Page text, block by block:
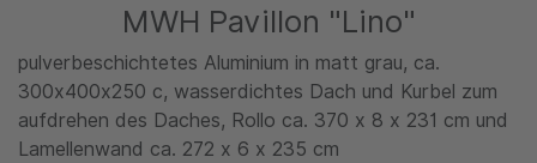
MWH Pavillon "Lino"
pulverbeschichtetes Aluminium in matt grau, ca.
300x400x250 c, wasserdichtes Dach und Kurbel zum
aufdrehen des Daches, Rollo ca. 370 x 8 x 231 cm und
Lamellenwand ca. 272 x 6 x 235 cm